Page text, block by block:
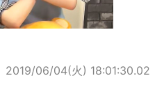
2019/06/04(火) 18:01:30.02